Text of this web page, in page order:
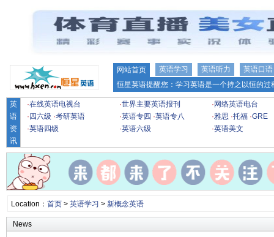
网站首页 英语学习 英语听力
英语口语
恒星英语提醒您：学习英语是一个持之以恒的
英
语
资
讯
·在线英语电视台 ·世界主要英语报刊 · 网络英语电台
· 四六级 ·考研英语 ·英语专四 ·英语专八 ·雅思 ·托福 ·GRE
·英语四级 ·英语六级 ·英语美文
Location： 首页> 英语学习 > 新概念英语
News